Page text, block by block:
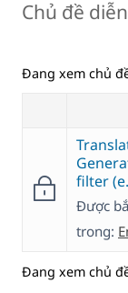
Chủ đề
Đang xem chủ
filter
Được
trong:
Đang xem chủ